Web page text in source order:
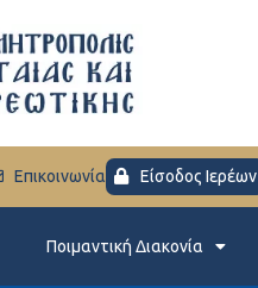
Eπικοινωνία Είσοδος Ιερέων
Ποιμαντική Διακονία